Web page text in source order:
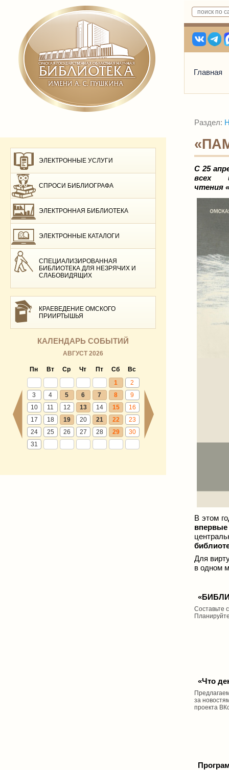
Главная
ЭЛЕКТРОННЫЕ УСЛУГИ
СПРОСИ БИБЛИОГРАФА
ЭЛЕКТРОННАЯ БИБЛИОТЕКА
ЭЛЕКТРОННЫЕ КАТАЛОГИ
СПЕЦИАЛИЗИРОВАННАЯ
БИБЛИОТЕКА ДЛЯ НЕЗРЯЧИХ И
СЛАБОВИДЯЩИХ
КРАЕВЕДЕНИЕ ОМСКОГО
ПРИИРТЫШЬЯ
КАЛЕНДАРЬ СОБЫТИЙ
АВГУСТ 2026
Пн Вт Ср Чт Пт Сб
Вс
1
2
3
4 5 6 7 8
9
10
11 12 13 14 15
16
17
18 19 20 21 22
23
24
25 26 27 28 29
30
31
Раздел:
C 25
всех
чтения
В этом
Для
в одном
Составьте
«Что
за
проекта